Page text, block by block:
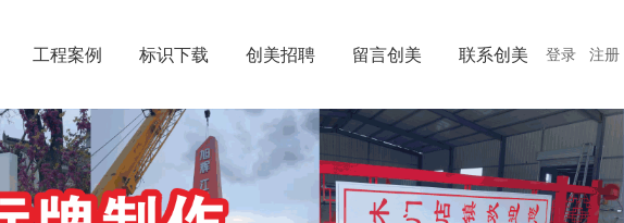
登录 注册
工程案例 标识下载 创美招聘 留言创美 联系创美